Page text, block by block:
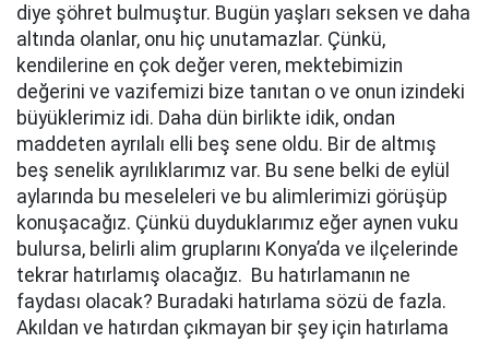
diye şöhret bulmuştur. Bugün yaşları seksen ve daha
altında olanlar, onu hiç unutamazlar. Çünkü,
kendilerine en çok değer veren, mektebimizin
değerini ve vazifemizi bize tanıtan o ve onun izindeki
büyüklerimiz idi. Daha dün birlikte idik, ondan
maddeten ayrılalı elli beş sene oldu. Bir de altmış
beş senelik ayrılıklarımız var. Bu sene belki de eylül
aylarında bu meseleleri ve bu alimlerimizi görüşüp
konuşacağız. Çünkü duyduklarımız eğer aynen vuku
bulursa, belirli alim gruplarını Konya’da ve ilçelerinde
tekrar hatırlamış olacağız. Bu hatırlamanın ne
faydası olacak? Buradaki hatırlama sözü de fazla.
Akıldan ve hatırdan çıkmayan bir şey için hatırlama